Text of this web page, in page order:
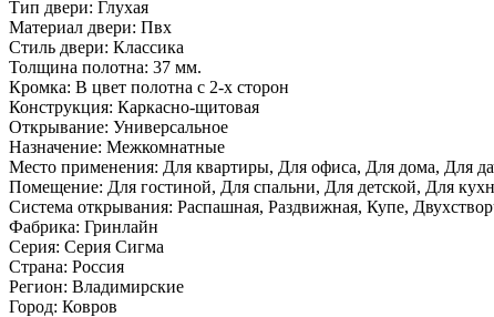
Тип двери: Глухая
Материал двери: Пвх
Стиль двери: Классика
Толщина полотна: 37 мм.
Кромка: В цвет полотна с 2-х сторон
Конструкция: Каркасно-щитовая
Открывание: Универсальное
Назначение: Межкомнатные
Место применения: Для квартиры, Для офиса, Для дома, Для
Помещение: Для гостиной, Для спальни, Для детской, Для
Система открывания: Распашная, Раздвижная, Купе,
Фабрика: Гринлайн
Серия: Серия Сигма
Страна: Россия
Регион: Владимирские
Город: Ковров